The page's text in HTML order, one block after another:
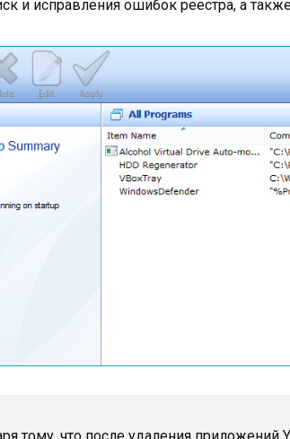
и исправления ошибок реестра, а